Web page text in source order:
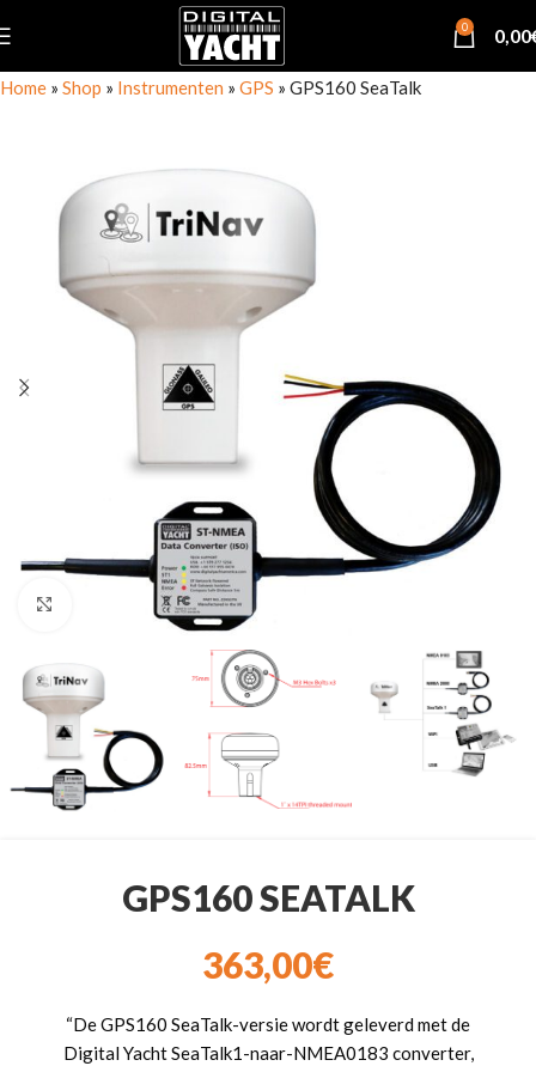
0 0,00
Home » Shop » Instrumenten » GPS » GPS160 SeaTalk
Klik om te vergroten
GPS160 SEATALK
363,00€
“De GPS160 SeaTalk-versie wordt geleverd met de
Digital Yacht SeaTalk1-naar-NMEA0183 converter,